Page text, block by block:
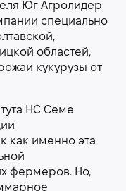
Юг Агролидер
специально
областей,
кукурузы от
НС Семе
как именно эта
фермеров. Но,